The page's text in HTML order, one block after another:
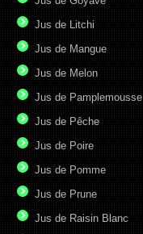
Jus de Litchi
Jus de Mangue
Jus de Melon
Jus de Pamplemousse
Jus de Pêche
Jus de Poire
Jus de Pomme
Jus de Prune
Jus de Raisin Blanc